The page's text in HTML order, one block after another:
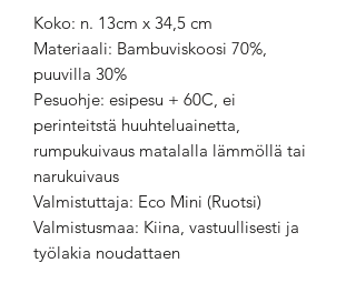
Koko: n. 13cm x 34,5 cm
Materiaali: Bambuviskoosi 70%,
puuvilla 30%
Pesuohje: esipesu + 60C, ei
perinteitstä huuhteluainetta,
rumpukuivaus matalalla lämmöllä tai
narukuivaus
Valmistuttaja: Eco Mini (Ruotsi)
Valmistusmaa: Kiina, vastuullisesti ja
työlakia noudattaen